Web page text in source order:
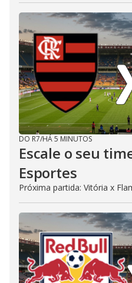
DO R7/HÁ 5 MINUTOS
Escale o seu
Esportes
Próxima partida: Vitória x